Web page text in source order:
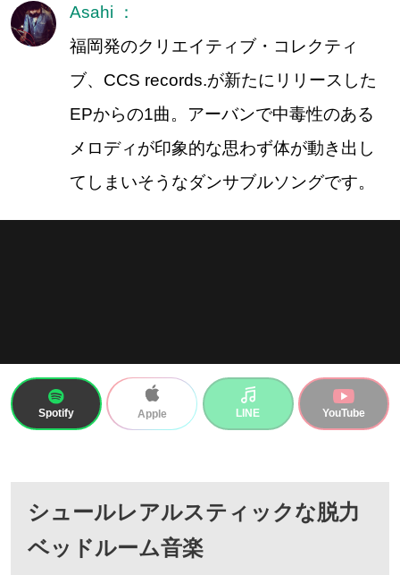
Asahi ：
福岡発のクリエイティブ・コレクティ
ブ、CCS records.が新たにリリースした
EPからの1曲。アーバンで中毒性のある
メロディが印象的な思わず体が動き出し
てしまいそうなダンサブルソングです。
Spotify Apple LINE YouTube
シュールレアルスティックな脱力
ベッドルーム音楽